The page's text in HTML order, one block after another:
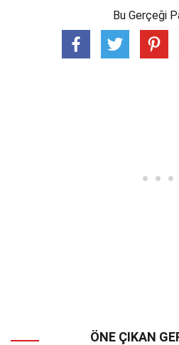
Bu Gerçeği
ÖNE ÇIKAN